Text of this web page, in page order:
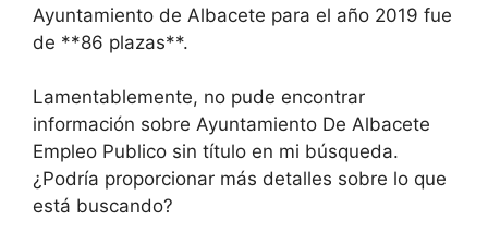
Ayuntamiento de Albacete para el año 2019 fue
de **86 plazas**.
Lamentablemente, no pude encontrar
información sobre Ayuntamiento De Albacete
Empleo Publico sin título en mi búsqueda.
¿Podría proporcionar más detalles sobre lo que
está buscando?